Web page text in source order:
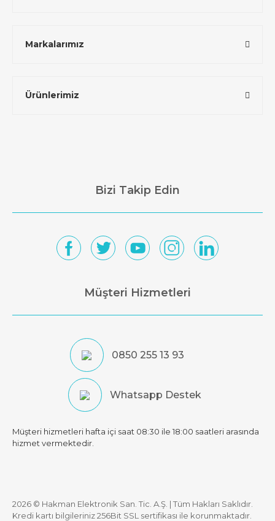
Markalarımız
Ürünlerimiz
Bizi Takip Edin
Müşteri Hizmetleri
0850 255 13 93
Whatsapp Destek
Müşteri hizmetleri hafta içi saat 08:30 ile 18:00 saatleri arasında
hizmet vermektedir.
2026 © Hakman Elektronik San. Tic. A.Ş. | Tüm Hakları Saklıdır.
Kredi kartı bilgileriniz 256Bit SSL sertifikası ile korunmaktadır.